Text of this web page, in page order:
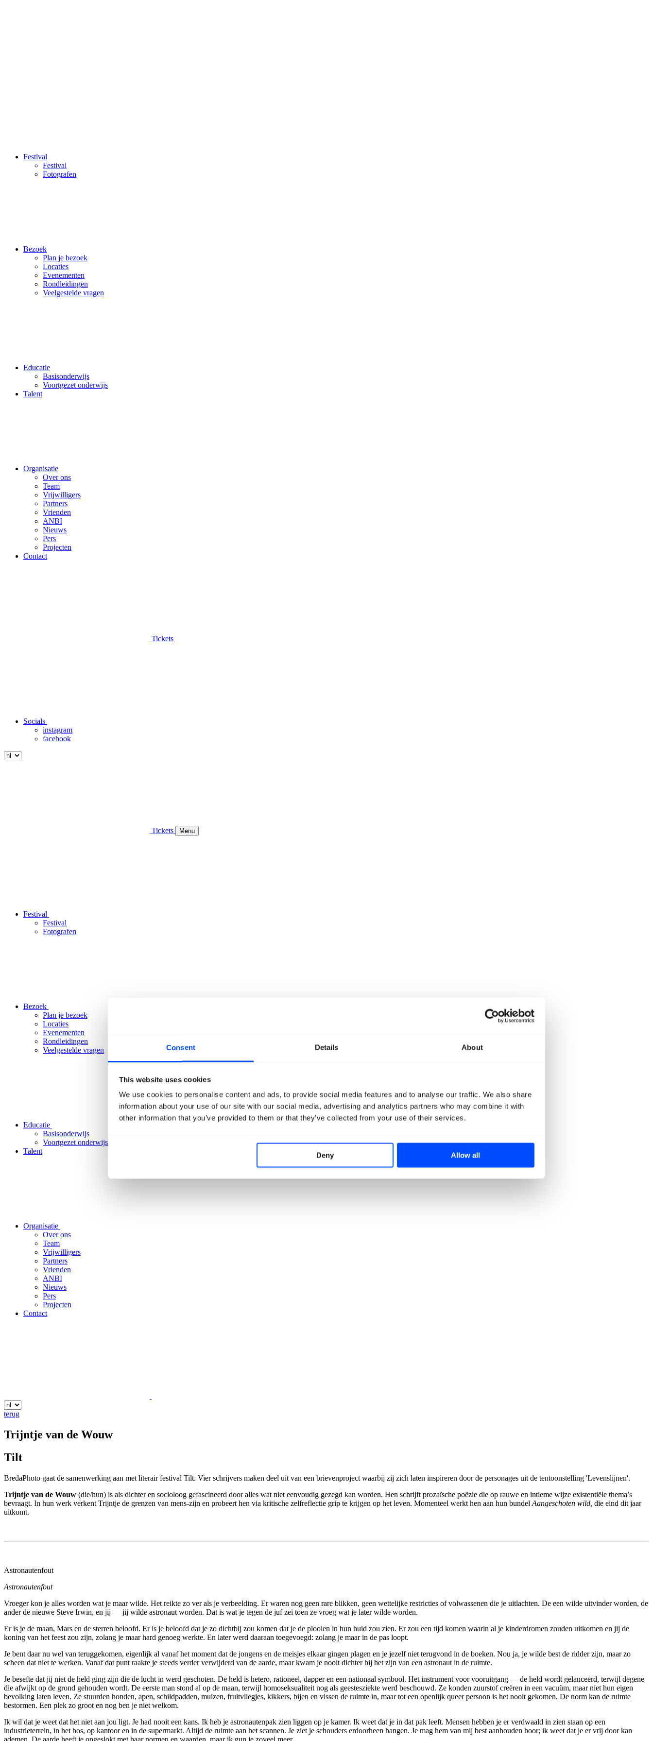
Consent Details About
This website uses cookies
We use cookies to personalise content and ads, to provide social media features and to analyse our traffic. We also share
information about your use of our site with our social media, advertising and analytics partners who may combine it with
other information that you’ve provided to them or that they’ve collected from your use of their services.
Deny Allow all
Festival
Festival
Fotografen
Bezoek
Plan je bezoek
Locaties
Evenementen
Rondleidingen
Veelgestelde vragen
Educatie
Basisonderwijs
Voortgezet onderwijs
Talent
Organisatie
Over ons
Team
Vrijwilligers
Partners
Vrienden
ANBI
Nieuws
Pers
Projecten
Contact
Tickets
Socials
instagram
facebook
Tickets Menu
Festival
Festival
Fotografen
Bezoek
Plan je bezoek
Locaties
Evenementen
Rondleidingen
Veelgestelde vragen
Educatie
Basisonderwijs
Voortgezet onderwijs
Talent
Organisatie
Over ons
Team
Vrijwilligers
Partners
Vrienden
ANBI
Nieuws
Pers
Projecten
Contact
terug
Trijntje van de Wouw
Tilt
BredaPhoto gaat de samenwerking aan met literair festival Tilt. Vier schrijvers maken deel uit van een brievenproject waarbij zij zich laten inspireren door de personages uit de tentoonstelling 'Levenslijnen'.
Trijntje van de Wouw (die/hun) is als dichter en socioloog gefascineerd door alles wat niet eenvoudig gezegd kan worden. Hen schrijft prozaïsche poëzie die op rauwe en intieme wijze existentiële thema’s
bevraagt. In hun werk verkent Trijntje de grenzen van mens-zijn en probeert hen via kritische zelfreflectie grip te krijgen op het leven. Momenteel werkt hen aan hun bundel Aangeschoten wild, die eind dit jaar
uitkomt.
Astronautenfout
Astronautenfout
Vroeger kon je alles worden wat je maar wilde. Het reikte zo ver als je verbeelding. Er waren nog geen rare blikken, geen wettelijke restricties of volwassenen die je uitlachten. De een wilde uitvinder worden, de
ander de nieuwe Steve Irwin, en jij — jij wilde astronaut worden. Dat is wat je tegen de juf zei toen ze vroeg wat je later wilde worden.
Er is je de maan, Mars en de sterren beloofd. Er is je beloofd dat je zo dichtbij zou komen dat je de plooien in hun huid zou zien. Er zou een tijd komen waarin al je kinderdromen zouden uitkomen en jij de
koning van het feest zou zijn, zolang je maar hard genoeg werkte. En later werd daaraan toegevoegd: zolang je maar in de pas loopt.
Je bent daar nu wel van teruggekomen, eigenlijk al vanaf het moment dat de jongens en de meisjes elkaar gingen plagen en je jezelf niet terugvond in de boeken. Nou ja, je wilde best de ridder zijn, maar zo
scheen dat niet te werken. Vanaf dat punt raakte je steeds verder verwijderd van de aarde, maar kwam je nooit dichter bij het zijn van een astronaut in de ruimte.
Je besefte dat jij niet de held ging zijn die de lucht in werd geschoten. De held is hetero, rationeel, dapper en een nationaal symbool. Het instrument voor vooruitgang — de held wordt gelanceerd, terwijl degene
die afwijkt op de grond gehouden wordt. De eerste man stond al op de maan, terwijl homoseksualiteit nog als geestesziekte werd beschouwd. Ze konden zuurstof creëren in een vacuüm, maar niet hun eigen
bevolking laten leven. Ze stuurden honden, apen, schildpadden, muizen, fruitvliegjes, kikkers, bijen en vissen de ruimte in, maar tot een openlijk queer persoon is het nooit gekomen. De norm kan de ruimte
bestormen. Een plek zo groot en nog ben je niet welkom.
Ik wil dat je weet dat het niet aan jou ligt. Je had nooit een kans. Ik heb je astronautenpak zien liggen op je kamer. Ik weet dat je in dat pak leeft. Mensen hebben je er verdwaald in zien staan op een
industrieterrein, in het bos, op kantoor en in de supermarkt. Altijd de ruimte aan het scannen. Je ziet je schouders erdoorheen hangen. Je mag hem van mij best aanhouden hoor; ik weet dat je er vrij door kan
ademen. De aarde heeft je opgeslokt met haar normen en waarden, maar ik gun je zoveel meer.